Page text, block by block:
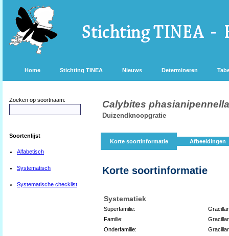
Home Stichting TINEA Nieuws Determineren
Zoeken op soortnaam:
Soortenlijst
Alfabetisch
Systematisch
Systematische checklist
Calybites phasianipennella
Duizendknoopgratie
Korte soortinformatie Afbeeldingen
Korte soortinformatie
Systematiek
Superfamilie:
Familie:
Onderfamilie: